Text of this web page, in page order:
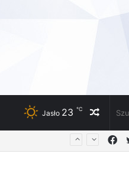
artykuł
Jasło 23 ℃